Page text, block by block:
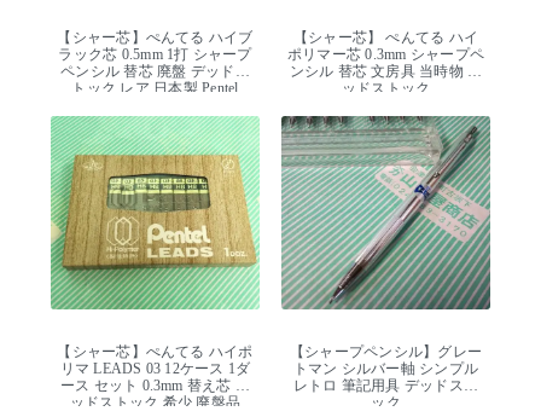
【シャー芯】ぺんてる ハイブ
ラック芯 0.5mm 1打 シャープ
ペンシル 替芯 廃盤 デッドス
トック レア 日本製 Pentel
【シャー芯】 ぺんてる ハイ
ポリマー芯 0.3mm シャープペ
ンシル 替芯 文房具 当時物 デ
ッドストック
【シャー芯】ぺんてる ハイポ
リマ LEADS 03 12ケース 1ダ
ース セット 0.3mm 替え芯 デ
ッドストック 希少 廃盤品
【シャープペンシル】グレー
トマン シルバー軸 シンプル
レトロ 筆記用具 デッドスト
ック